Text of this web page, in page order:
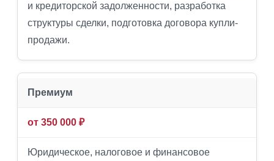
и кредиторской задолженности, разработка
структуры сделки, подготовка договора купли-
продажи.
Премиум
от 350 000 ₽
Юридическое, налоговое и финансовое